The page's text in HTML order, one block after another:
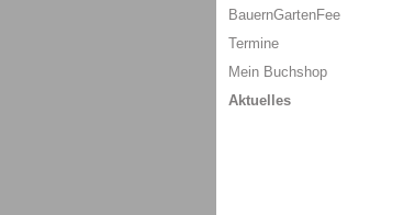
BauernGartenFee
Termine
Mein Buchshop
Aktuelles